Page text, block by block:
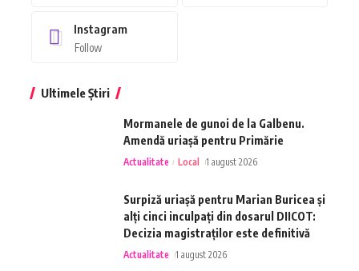
Instagram
Follow
Ultimele Știri
Mormanele de gunoi de la Galbenu.
Amendă uriașă pentru Primărie
Actualitate Local 1 august 2026
Surpiză uriașă pentru Marian Buricea și
alți cinci inculpați din dosarul DIICOT:
Decizia magistraților este definitivă
Actualitate 1 august 2026